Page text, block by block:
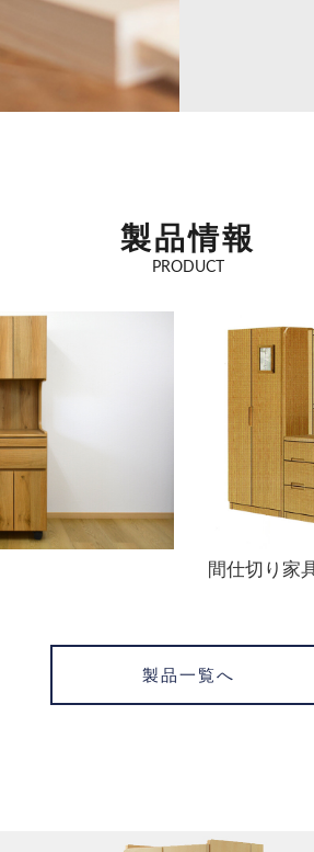
製品情報
PRODUCT
間仕切り家
製品一覧へ